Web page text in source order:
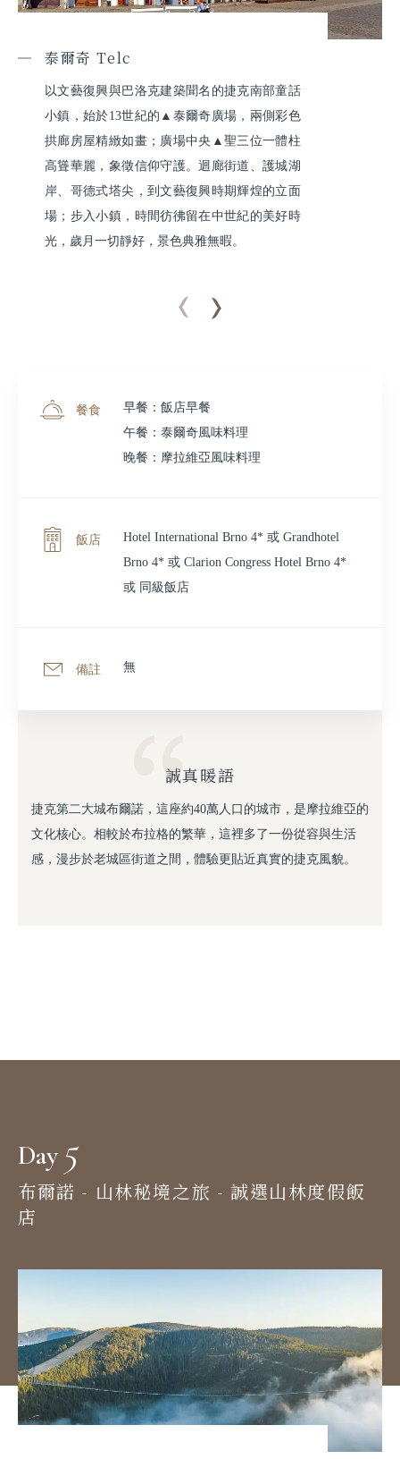
泰爾奇 Telc
以文藝復興與巴洛克建築聞名的捷克南部童話
小鎮，始於13世紀的▲泰爾奇廣場，兩側彩色
拱廊房屋精緻如畫；廣場中央▲聖三位一體柱
高聳華麗，象徵信仰守護。迴廊街道、護城湖
岸、哥德式塔尖，到文藝復興時期輝煌的立面
場；步入小鎮，時間彷彿留在中世紀的美好時
光，歲月一切靜好，景色典雅無暇。
餐食
早餐：飯店早餐
午餐：泰爾奇風味料理
晚餐：摩拉維亞風味料理
飯店
Hotel International Brno 4* 或 Grandhotel
Brno 4* 或 Clarion Congress Hotel Brno 4*
或 同級飯店
備註 無
誠真暖語
捷克第二大城布爾諾，這座約40萬人口的城市，是摩拉維亞的
文化核心。相較於布拉格的繁華，這裡多了一份從容與生活
感，漫步於老城區街道之間，體驗更貼近真實的捷克風貌。
Day 5
布爾諾 - 山林秘境之旅 - 誠選山林度假飯
店